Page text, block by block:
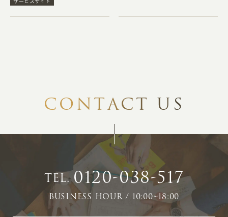
CONTACT US
TEL.0120-038-517
BUSINESS HOUR / 10:00~18:00